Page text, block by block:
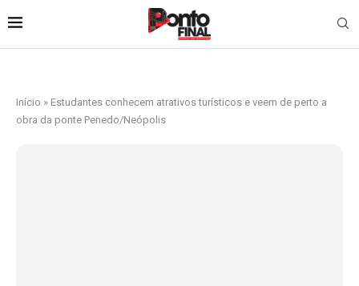
Início » Estudantes conhecem atrativos turísticos e veem de perto a
obra da ponte Penedo/Neópolis